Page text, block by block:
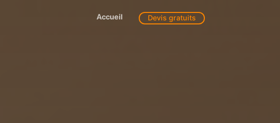
Accueil Devis gratuits